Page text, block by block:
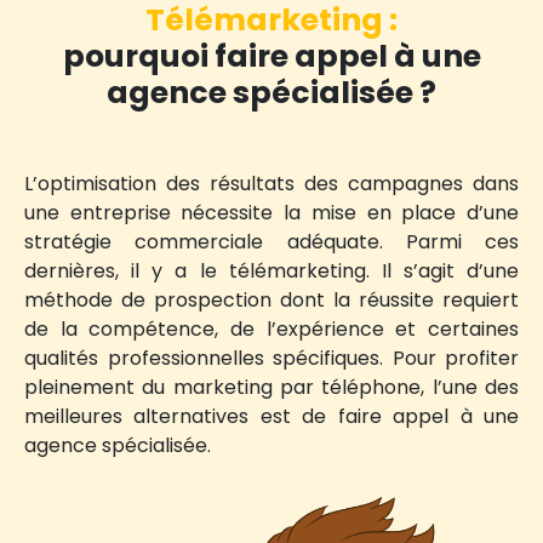
WordPress
Refonte
site
internet
Audit
et
sécurité
site
internet
Télémarketing :
pourquoi faire appel à une
agence spécialisée ?
L’optimisation des résultats des campagnes dans
une entreprise nécessite la mise en place d’une
stratégie commerciale adéquate. Parmi ces
dernières, il y a le télémarketing. Il s’agit d’une
méthode de prospection dont la réussite requiert
de la compétence, de l’expérience et certaines
qualités professionnelles spécifiques. Pour profiter
pleinement du marketing par téléphone, l’une des
meilleures alternatives est de faire appel à une
agence spécialisée.